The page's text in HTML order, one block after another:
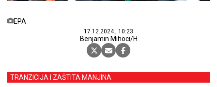
EPA
17.12.2024., 10:23
Benjamin Mihoci/H
TRANZICIJA I ZAŠTITA MANJINA